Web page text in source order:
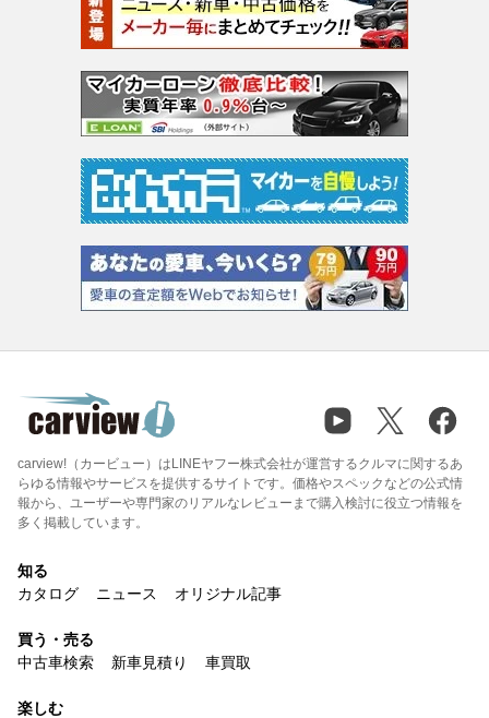
carview!（カービュー）はLINEヤフー株式会社が運営するクルマに関するあ
らゆる情報やサービスを提供するサイトです。価格やスペックなどの公式情
報から、ユーザーや専門家のリアルなレビューまで購入検討に役立つ情報を
多く掲載しています。
知る
カタログ
ニュース オリジナル記事
買う・売る
中古車検索
新車見積り 車買取
楽しむ